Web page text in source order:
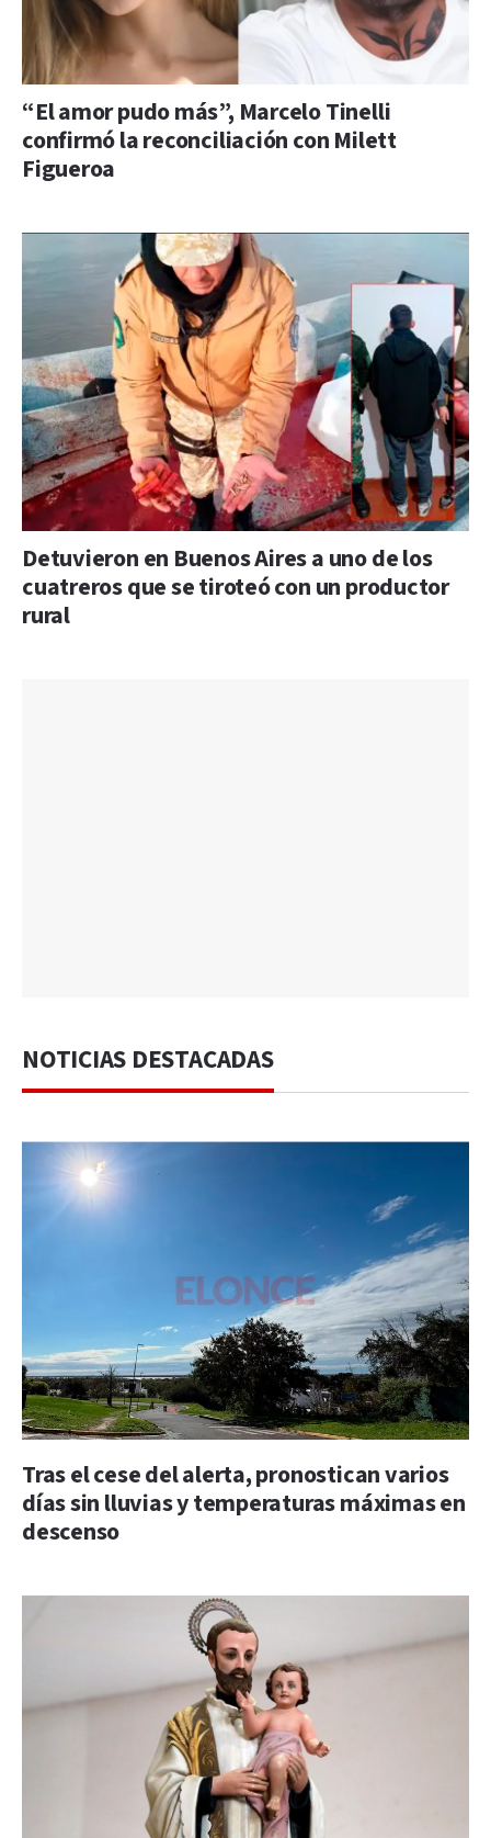
“El amor pudo más”, Marcelo Tinelli
confirmó la reconciliación con Milett
Figueroa
Detuvieron en Buenos Aires a uno de los
cuatreros que se tiroteó con un productor
rural
NOTICIAS DESTACADAS
Tras el cese del alerta, pronostican varios
días sin lluvias y temperaturas máximas en
descenso